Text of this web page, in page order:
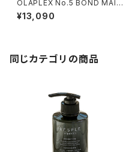
OLAPLEX No.5 BOND MAIN
TENANCE CONDITIONER 1
000ml
¥13,090
同じカテゴリの商品